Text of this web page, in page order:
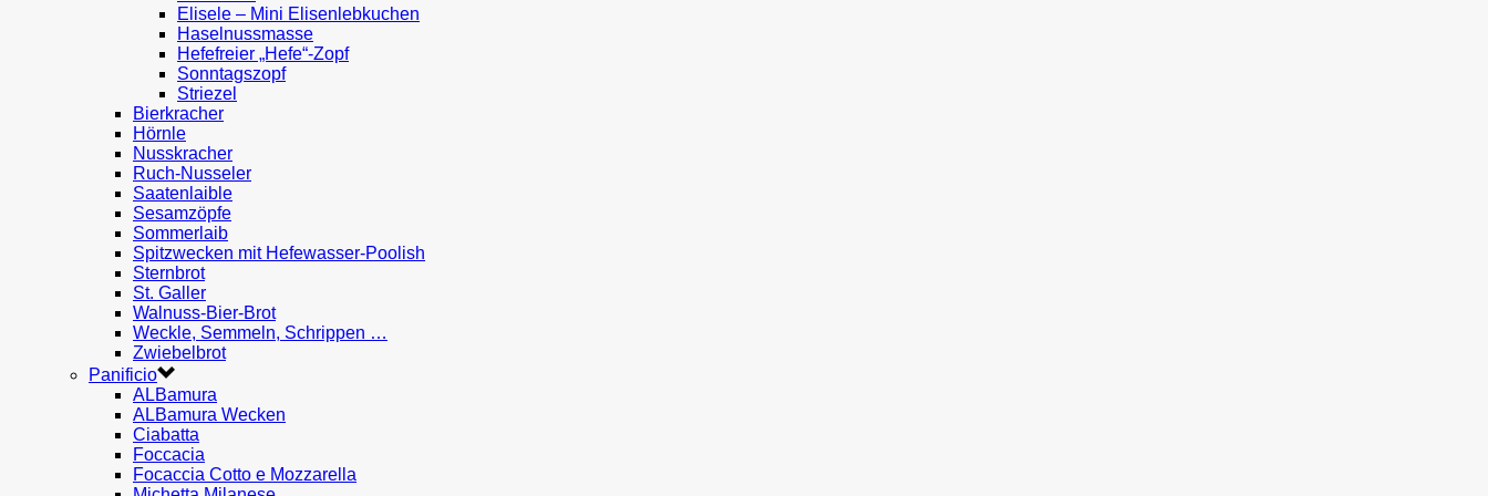
Elisele – Mini Elisenlebkuchen
Haselnussmasse
Hefefreier „Hefe“-Zopf
Sonntagszopf
Striezel
Bierkracher
Hörnle
Nusskracher
Ruch-Nusseler
Saatenlaible
Sesamzöpfe
Sommerlaib
Spitzwecken mit Hefewasser-Poolish
Sternbrot
St. Galler
Walnuss-Bier-Brot
Weckle, Semmeln, Schrippen …
Zwiebelbrot
Panificio
ALBamura
ALBamura Wecken
Ciabatta
Foccacia
Focaccia Cotto e Mozzarella